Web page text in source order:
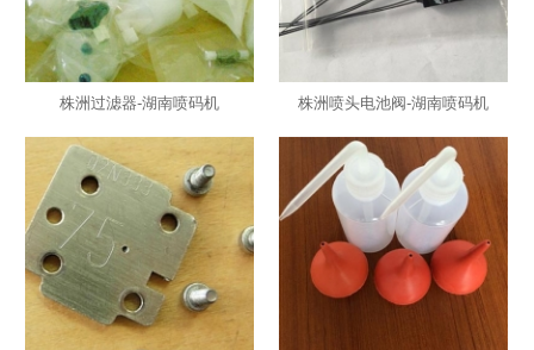
株洲过滤器-湖南喷码机 株洲喷头电池阀-湖南喷码机